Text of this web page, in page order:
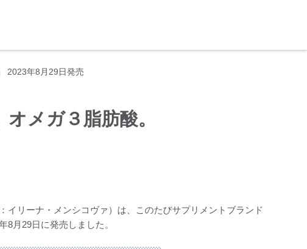
2023年8月29日発売
メガ３脂肪酸。
イリーナ・メンシコヴァ）は、このたびサプリメントブランド
月29日に発売しました。